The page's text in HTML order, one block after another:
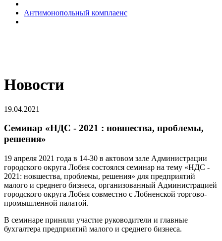
Антимонопольный комплаенс
Новости
19.04.2021
Семинар «НДС - 2021 : новшества, проблемы,
решения»
19 апреля 2021 года в 14-30 в актовом зале Администрации
городского округа Лобня состоялся семинар на тему «НДС -
2021: новшества, проблемы, решения» для предприятий
малого и среднего бизнеса, организованный Администрацией
городского округа Лобня совместно с Лобненской торгово-
промышленной палатой.
В семинаре приняли участие руководители и главные
бухгалтера предприятий малого и среднего бизнеса.